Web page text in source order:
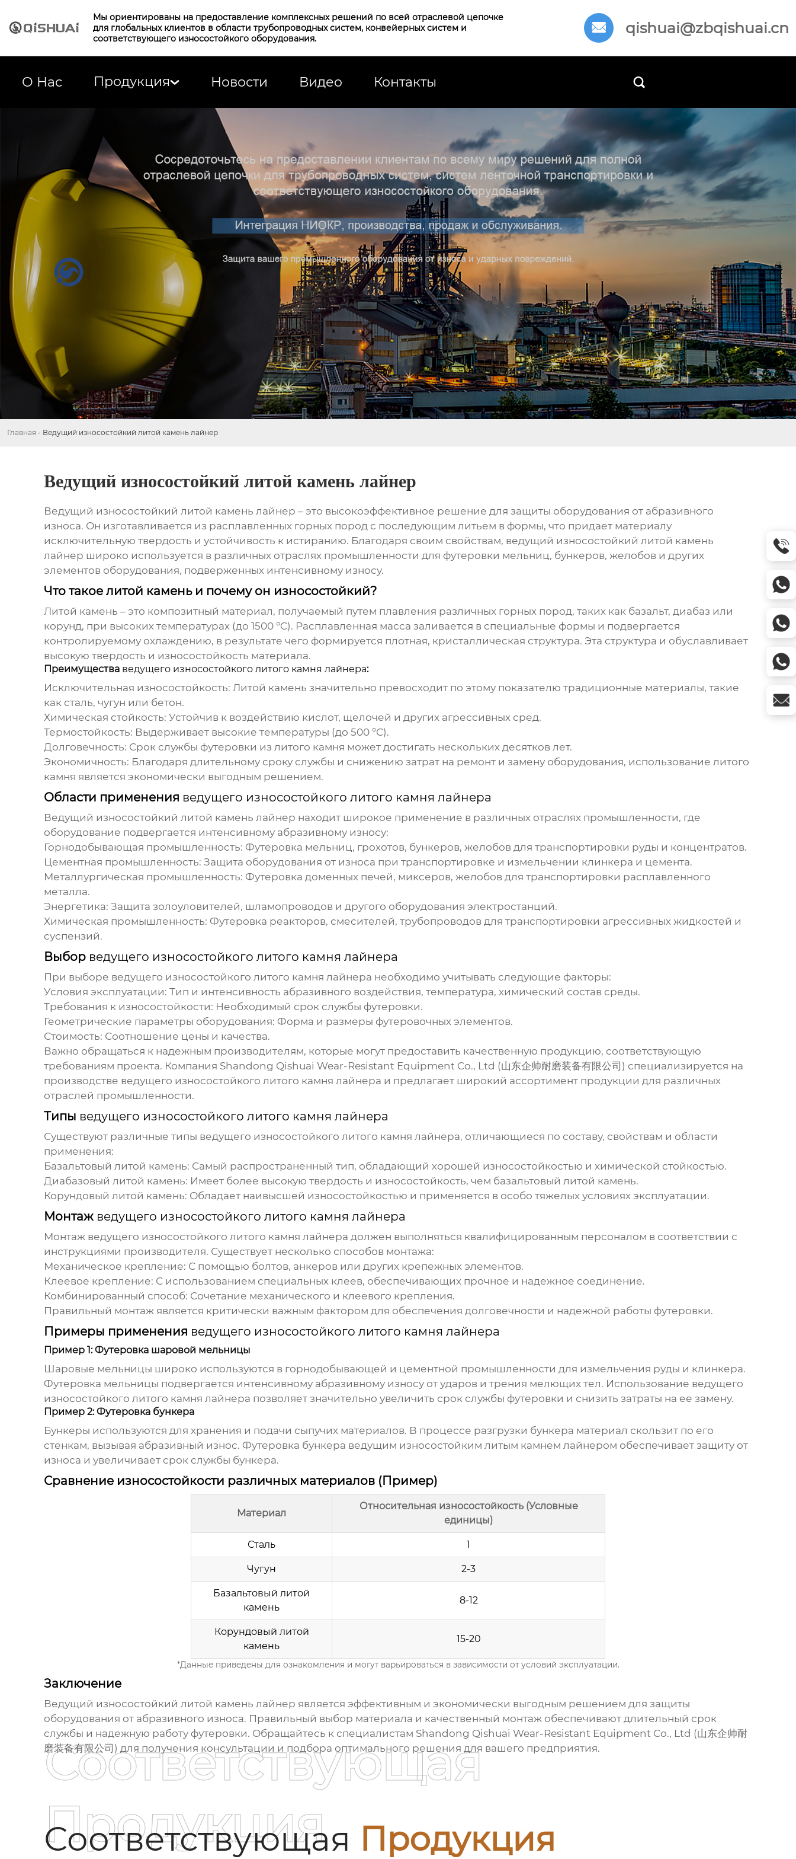
Мы ориентированы на предоставление комплексных решений по всей отраслевой цепочке
для глобальных клиентов в области трубопроводных систем, конвейерных систем и
соответствующего износостойкого оборудования.
 qishuai@zbqishuai.cn
О Нас Продукция Новости Видео Контакты 
Главная - Ведущий износостойкий литой камень лайнер
Ведущий износостойкий литой камень лайнер
Ведущий износостойкий литой камень лайнер – это высокоэффективное решение для защиты оборудования от абразивного
износа. Он изготавливается из расплавленных горных пород с последующим литьем в формы, что придает материалу
исключительную твердость и устойчивость к истиранию. Благодаря своим свойствам, ведущий износостойкий литой камень
лайнер широко используется в различных отраслях промышленности для футеровки мельниц, бункеров, желобов и других
элементов оборудования, подверженных интенсивному износу.
Что такое литой камень и почему он износостойкий?
Литой камень – это композитный материал, получаемый путем плавления различных горных пород, таких как базальт, диабаз или
корунд, при высоких температурах (до 1500 °C). Расплавленная масса заливается в специальные формы и подвергается
контролируемому охлаждению, в результате чего формируется плотная, кристаллическая структура. Эта структура и обуславливает
высокую твердость и износостойкость материала.
Преимущества ведущего износостойкого литого камня лайнера:
Исключительная износостойкость: Литой камень значительно превосходит по этому показателю традиционные материалы, такие
как сталь, чугун или бетон.
Химическая стойкость: Устойчив к воздействию кислот, щелочей и других агрессивных сред.
Термостойкость: Выдерживает высокие температуры (до 500 °C).
Долговечность: Срок службы футеровки из литого камня может достигать нескольких десятков лет.
Экономичность: Благодаря длительному сроку службы и снижению затрат на ремонт и замену оборудования, использование литого
камня является экономически выгодным решением.
Области применения ведущего износостойкого литого камня лайнера
Ведущий износостойкий литой камень лайнер находит широкое применение в различных отраслях промышленности, где
оборудование подвергается интенсивному абразивному износу:
Горнодобывающая промышленность: Футеровка мельниц, грохотов, бункеров, желобов для транспортировки руды и концентратов.
Цементная промышленность: Защита оборудования от износа при транспортировке и измельчении клинкера и цемента.
Металлургическая промышленность: Футеровка доменных печей, миксеров, желобов для транспортировки расплавленного
металла.
Энергетика: Защита золоуловителей, шламопроводов и другого оборудования электростанций.
Химическая промышленность: Футеровка реакторов, смесителей, трубопроводов для транспортировки агрессивных жидкостей и
суспензий.
Выбор ведущего износостойкого литого камня лайнера
При выборе ведущего износостойкого литого камня лайнера необходимо учитывать следующие факторы:
Условия эксплуатации: Тип и интенсивность абразивного воздействия, температура, химический состав среды.
Требования к износостойкости: Необходимый срок службы футеровки.
Геометрические параметры оборудования: Форма и размеры футеровочных элементов.
Стоимость: Соотношение цены и качества.
Важно обращаться к надежным производителям, которые могут предоставить качественную продукцию, соответствующую
требованиям проекта. Компания Shandong Qishuai Wear-Resistant Equipment Co., Ltd (山东企帅耐磨装备有限公司) специализируется на
производстве ведущего износостойкого литого камня лайнера и предлагает широкий ассортимент продукции для различных
отраслей промышленности.
Типы ведущего износостойкого литого камня лайнера
Существуют различные типы ведущего износостойкого литого камня лайнера, отличающиеся по составу, свойствам и области
применения:
Базальтовый литой камень: Самый распространенный тип, обладающий хорошей износостойкостью и химической стойкостью.
Диабазовый литой камень: Имеет более высокую твердость и износостойкость, чем базальтовый литой камень.
Корундовый литой камень: Обладает наивысшей износостойкостью и применяется в особо тяжелых условиях эксплуатации.
Монтаж ведущего износостойкого литого камня лайнера
Монтаж ведущего износостойкого литого камня лайнера должен выполняться квалифицированным персоналом в соответствии с
инструкциями производителя. Существует несколько способов монтажа:
Механическое крепление: С помощью болтов, анкеров или других крепежных элементов.
Клеевое крепление: С использованием специальных клеев, обеспечивающих прочное и надежное соединение.
Комбинированный способ: Сочетание механического и клеевого крепления.
Правильный монтаж является критически важным фактором для обеспечения долговечности и надежной работы футеровки.
Примеры применения ведущего износостойкого литого камня лайнера
Пример 1: Футеровка шаровой мельницы
Шаровые мельницы широко используются в горнодобывающей и цементной промышленности для измельчения руды и клинкера.
Футеровка мельницы подвергается интенсивному абразивному износу от ударов и трения мелющих тел. Использование ведущего
износостойкого литого камня лайнера позволяет значительно увеличить срок службы футеровки и снизить затраты на ее замену.
Пример 2: Футеровка бункера
Бункеры используются для хранения и подачи сыпучих материалов. В процессе разгрузки бункера материал скользит по его
стенкам, вызывая абразивный износ. Футеровка бункера ведущим износостойким литым камнем лайнером обеспечивает защиту от
износа и увеличивает срок службы бункера.
Сравнение износостойкости различных материалов (Пример)
Материал
Относительная износостойкость (Условные
единицы)
Сталь 1
Чугун 2-3
Базальтовый литой
камень
8-12
Корундовый литой
камень
15-20
*Данные приведены для ознакомления и могут варьироваться в зависимости от условий эксплуатации.
Заключение
Ведущий износостойкий литой камень лайнер является эффективным и экономически выгодным решением для защиты
оборудования от абразивного износа. Правильный выбор материала и качественный монтаж обеспечивают длительный срок
службы и надежную работу футеровки. Обращайтесь к специалистам Shandong Qishuai Wear-Resistant Equipment Co., Ltd (山东企帅耐
磨装备有限公司) для получения консультации и подбора оптимального решения для вашего предприятия.
Соответствующая Продукция
Соответствующая
Продукция